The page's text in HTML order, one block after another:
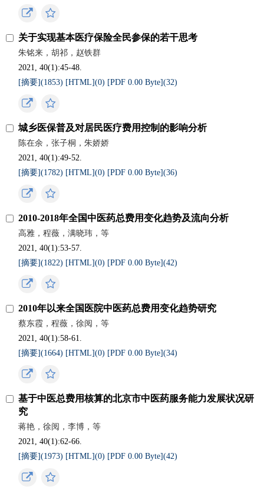
关于实现基本医疗保险全民参保的若干思考
朱铭来，胡祁，赵铁群
2021, 40(1):45-48.
[摘要](1853) [HTML](0) [PDF 0.00 Byte](32)
城乡医保普及对居民医疗费用控制的影响分析
陈在余，张子桐，朱娇娇
2021, 40(1):49-52.
[摘要](1782) [HTML](0) [PDF 0.00 Byte](36)
2010-2018年全国中医药总费用变化趋势及流向分析
高雅，程薇，满晓玮，等
2021, 40(1):53-57.
[摘要](1822) [HTML](0) [PDF 0.00 Byte](42)
2010年以来全国医院中医药总费用变化趋势研究
蔡东霞，程薇，徐阅，等
2021, 40(1):58-61.
[摘要](1664) [HTML](0) [PDF 0.00 Byte](34)
基于中医总费用核算的北京市中医药服务能力发展状况研
究
蒋艳，徐阅，李博，等
2021, 40(1):62-66.
[摘要](1973) [HTML](0) [PDF 0.00 Byte](42)